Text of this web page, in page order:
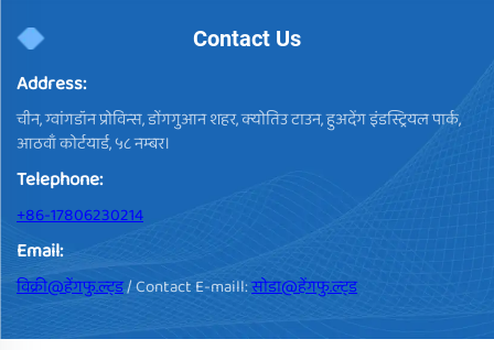
Contact Us
Address:
चीन, ग्वांगडॉन प्रोविन्स, डोंगगुआन शहर, क्योतिउ टाउन, हुअदेंग इंडस्ट्रियल पार्क,
आठवाँ कोर्टयार्ड, ५८ नम्बर।
Telephone:
+86-17806230214
Email:
विक्री@हेंगफु.ल्ट्ड/ Contact E-maill:सोडा@हेंगफु.ल्ट्ड